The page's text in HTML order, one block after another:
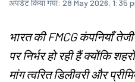
अपडेट किया गया: 28 May 2026, 1:35
भारत की FMCG कंपनियाँ तेजी
पर निर्भर हो रही हैं क्योंकि
मांग त्वरित डिलीवरी और